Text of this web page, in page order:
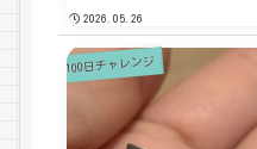
2026.05.26
100日チャレンジ